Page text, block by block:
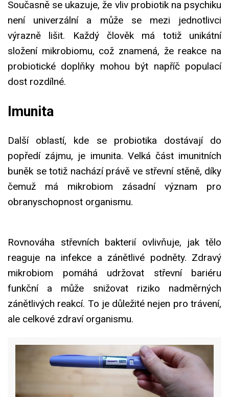
Současně se ukazuje, že vliv probiotik na psychiku
není univerzální a může se mezi jednotlivci
výrazně lišit. Každý člověk má totiž unikátní
složení mikrobiomu, což znamená, že reakce na
probiotické doplňky mohou být napříč populací
dost rozdílné.
Imunita
Další oblastí, kde se probiotika dostávají do
popředí zájmu, je imunita. Velká část imunitních
buněk se totiž nachází právě ve střevní stěně, díky
čemuž má mikrobiom zásadní význam pro
obranyschopnost organismu.
Rovnováha střevních bakterií ovlivňuje, jak tělo
reaguje na infekce a zánětlivé podněty. Zdravý
mikrobiom pomáhá udržovat střevní bariéru
funkční a může snižovat riziko nadměrných
zánětlivých reakcí. To je důležité nejen pro trávení,
ale celkové zdraví organismu.